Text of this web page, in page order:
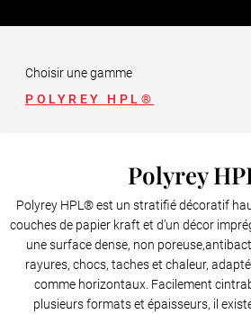
Choisir une gamme
POLYREY HPL®
Polyrey
Polyrey HPL® est un stratifié décoratif
couches de papier kraft et d’un décor
une surface dense, non
rayures, chocs, taches et chaleur,
comme horizontaux. Facilement
plusieurs formats et épaisseurs, il